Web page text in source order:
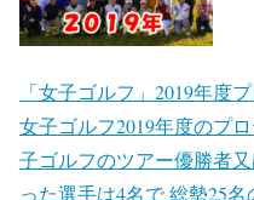
「女子ゴルフ」2019年度
女子ゴルフ2019年度のプ
子ゴルフのツアー優勝者
った選手は4名で 総勢25